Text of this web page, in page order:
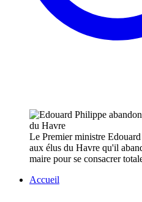
Le Premier ministre
aux élus du Havre qu'il
maire pour se consacrer
Accueil